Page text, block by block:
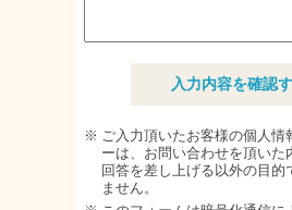
※ ご入力頂いたお客様の個人情
ーは、お問い合わせを頂いた
回答を差し上げる以外の目的
ません。